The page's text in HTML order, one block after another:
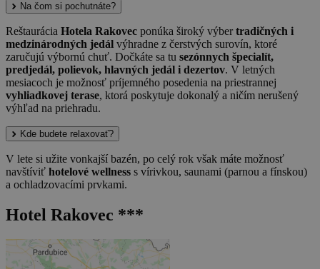
Na čom si pochutnáte?
Reštaurácia Hotela Rakovec ponúka široký výbertradičných i
medzinárodných jedál výhradne z čerstvých surovín, ktoré
zaručujú výbornú chuť. Dočkáte sa tu sezónnych špecialít,
predjedál, polievok, hlavných jedál i dezertov. V letných
mesiacoch je možnosť príjemného posedenia na priestrannej
vyhliadkovej terase, ktorá poskytuje dokonalý a ničím nerušený
výhľad na priehradu.
Kde budete relaxovať?
V lete si užite vonkajší bazén, po celý rok však máte možnosť
navštíviť hotelové wellness s vírivkou, saunami (parnou a fínskou)
a ochladzovacími prvkami.
Hotel Rakovec ***